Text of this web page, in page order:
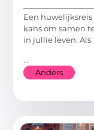
Een
kans om samen
in jullie leven. Als
...
Anders